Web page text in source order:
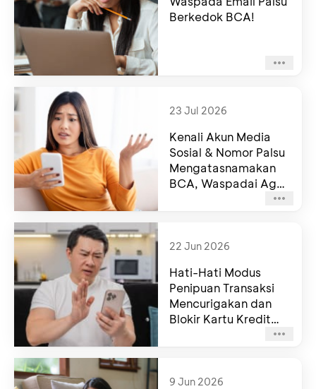
Berkedok BCA!
23 Jul 2026
Kenali Akun Media
Sosial & Nomor Palsu
Mengatasnamakan
BCA, Waspadai Agar
22 Jun 2026
Hati-Hati Modus
Penipuan Transaksi
Mencurigakan dan
Blokir Kartu Kredit
Mengatasnamakan
9 Jun 2026